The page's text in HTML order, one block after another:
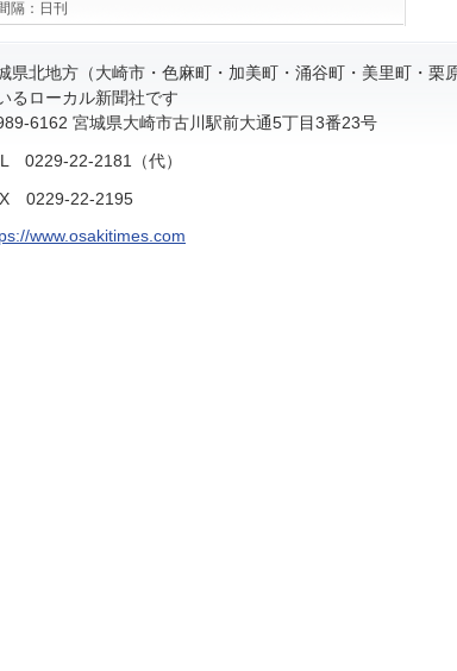
隔： 日刊
県北地方（大崎市・色麻町・加美町・涌谷町・美里町・栗
るローカル新聞社です
6162 宮城県大崎市古川駅前大通5丁目3番23号
0229-22-2181（代）
0229-22-2195
www.osakitimes.com